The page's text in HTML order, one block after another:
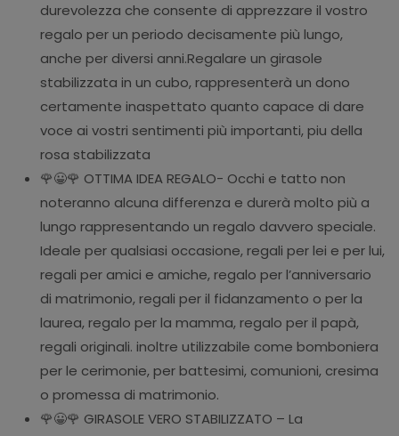
durevolezza che consente di apprezzare il vostro
regalo per un periodo decisamente più lungo,
anche per diversi anni.Regalare un girasole
stabilizzata in un cubo, rappresenterà un dono
certamente inaspettato quanto capace di dare
voce ai vostri sentimenti più importanti, piu della
rosa stabilizzata
🌹😀🌹 OTTIMA IDEA REGALO- Occhi e tatto non
noteranno alcuna differenza e durerà molto più a
lungo rappresentando un regalo davvero speciale.
Ideale per qualsiasi occasione, regali per lei e per lui,
regali per amici e amiche, regalo per l’anniversario
di matrimonio, regali per il fidanzamento o per la
laurea, regalo per la mamma, regalo per il papà,
regali originali. inoltre utilizzabile come bomboniera
per le cerimonie, per battesimi, comunioni, cresima
o promessa di matrimonio.
🌹😀🌹 GIRASOLE VERO STABILIZZATO – La